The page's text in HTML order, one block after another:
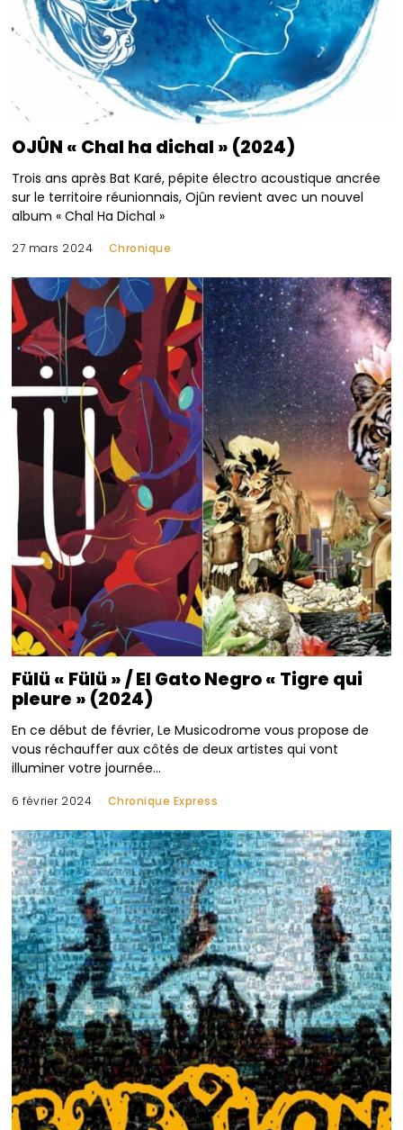
OJÛN « Chal ha dichal » (2024)
Trois ans après Bat Karé, pépite électro acoustique ancrée
sur le territoire réunionnais, Ojûn revient avec un nouvel
album « Chal Ha Dichal »
27 mars 2024 Chronique
Fülü « Fülü » / El Gato Negro « Tigre qui
pleure » (2024)
En ce début de février, Le Musicodrome vous propose de
vous réchauffer aux côtés de deux artistes qui vont
illuminer votre journée…
6 février 2024 Chronique Express